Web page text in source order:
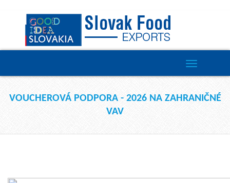
Toggle
navigation
VOUCHEROVÁ PODPORA - 2026 NA ZAHRANIČNÉ
VAV